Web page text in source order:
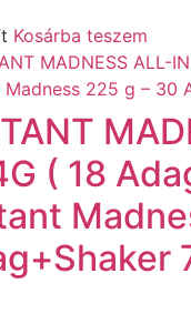
Kosárba teszem
( 18